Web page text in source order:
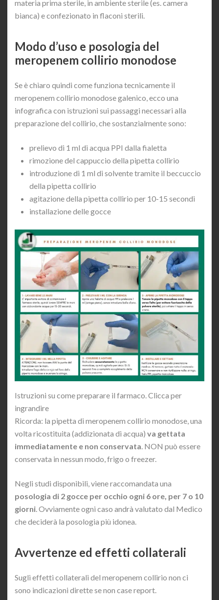
materia prima sterile, in ambiente sterile (es. camera
bianca) e confezionato in flaconi sterili.
Modo d’uso e posologia del
meropenem collirio monodose
Se è chiaro quindi come funziona tecnicamente il
meropenem collirio monodose galenico, ecco una
infografica con istruzioni sui passaggi necessari alla
preparazione del collirio, che sostanzialmente sono:
prelievo di 1 ml di acqua PPI dalla fialetta
rimozione del cappuccio della pipetta collirio
introduzione di 1 ml di solvente tramite il beccuccio
della pipetta collirio
agitazione della pipetta collirio per 10-15 secondi
installazione delle gocce
Istruzioni su come preparare il farmaco. Clicca per
ingrandire
Ricorda: la pipetta di meropenem collirio monodose, una
volta ricostituita (addizionata di acqua) va gettata
immediatamente e non conservata. NON può essere
conservata in nessun modo, frigo o freezer.
Negli studi disponibili, viene raccomandata una
posologia di 2 gocce per occhio ogni 6 ore, per 7 o 10
giorni. Ovviamente ogni caso andrà valutato dal Medico
che deciderà la posologia più idonea.
Avvertenze ed effetti collaterali
Sugli effetti collaterali del meropenem collirio non ci
sono indicazioni dirette se non case report.